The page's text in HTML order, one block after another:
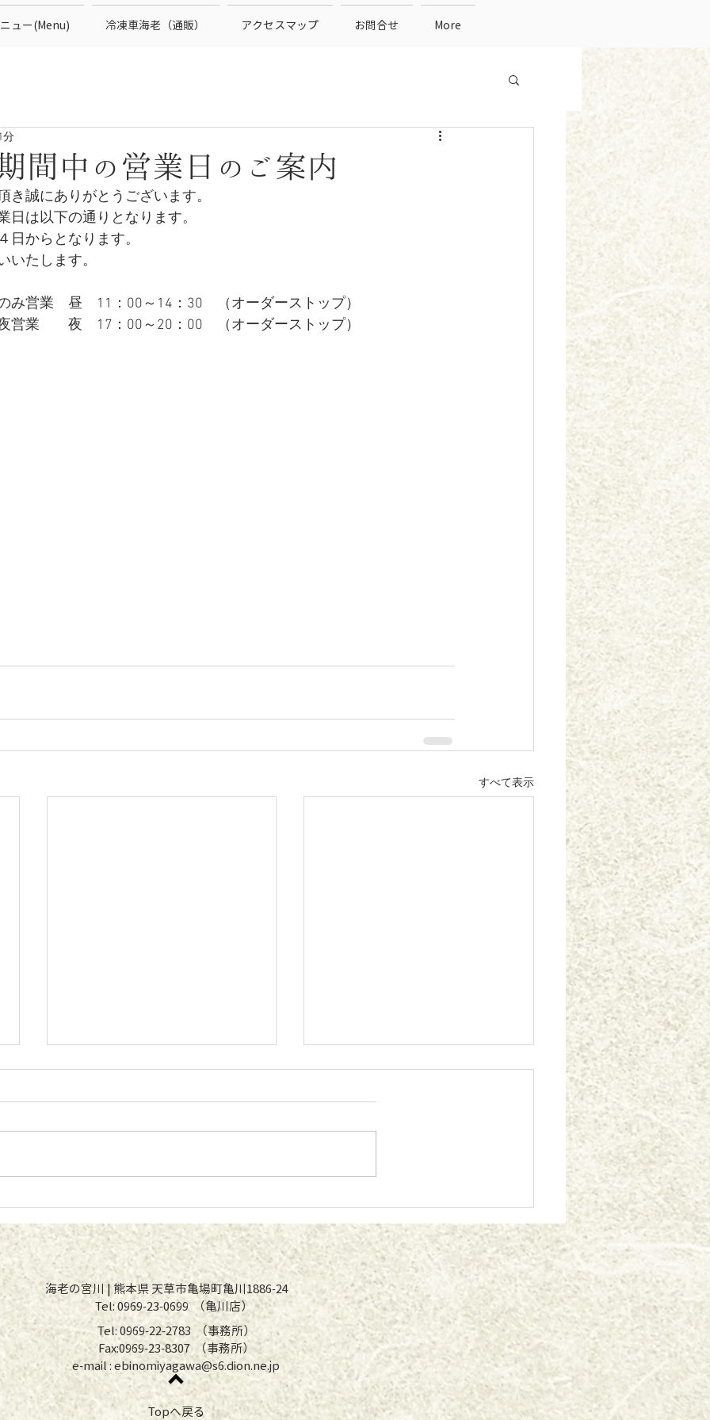
ュー(Menu) 冷凍車海老（通販） アクセスマップ お問合せ More
間中の営業日のご案内
分
き誠にありがとうございます。
日は以下の通りとなります。
日からとなります。
いたします。
み営業　昼　11：00～14：30　（オーダーストップ）
夜　17：00～20：00　（オーダーストップ）
すべて表示
店舗一部改装のお知らせ
​ 海老の宮川 | 熊本県 天草市亀場町亀川1886-24
Tel: 0969-23-0699 （亀川店）
Tel: 0969-22-2783 （事務所）
Fax:0969-23-8307 （事務所）
e-mail :ebinomiyagawa@s6.dion.ne.jp
Topへ戻る